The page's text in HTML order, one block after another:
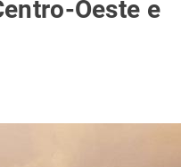
Oeste e